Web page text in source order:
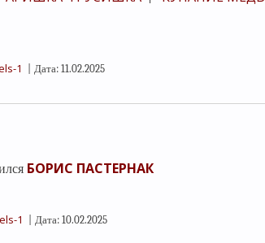
1 Дата: 11.02.2025
БОРИС ПАСТЕРНАК
1 Дата: 10.02.2025